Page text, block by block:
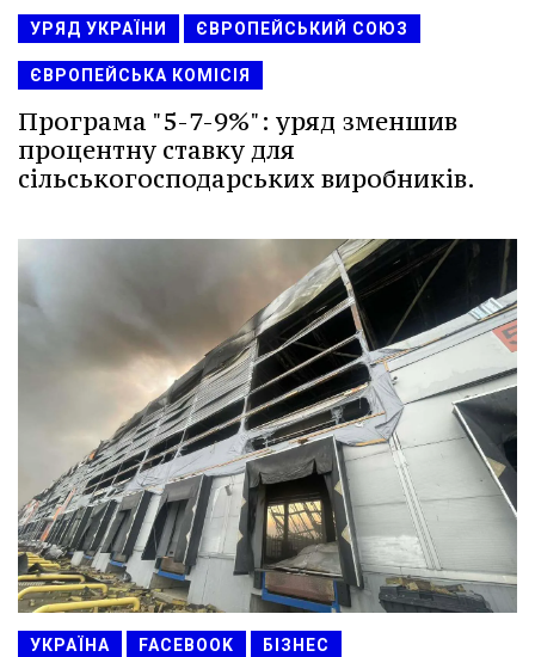
УРЯД УКРАЇНИ ЄВРОПЕЙСЬКИЙ СОЮЗ
ЄВРОПЕЙСЬКА КОМІСІЯ
Програма "5-7-9%": уряд зменшив
процентну ставку для
сільськогосподарських виробників.
УКРАЇНА FACEBOOK БІЗНЕС